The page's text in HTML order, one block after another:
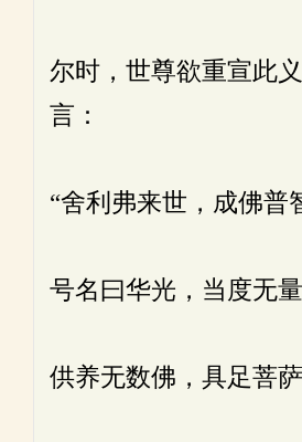
尔时，世尊欲重宣此
言：
“舍利弗来世，成佛普
号名曰华光，当度无量
供养无数佛，具足菩萨